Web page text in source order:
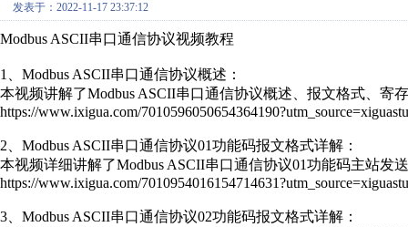
发表于：2022-11-17 23:37:12
Modbus ASCII串口通信协议视频教程
1、Modbus ASCII串口通信协议概述：
本视频讲解了Modbus ASCII串口通信协议概述、报文格式、
https://www.ixigua.com/
2、Modbus ASCII串口通信协议01功能码报文格式详解：
本视频详细讲解了Modbus ASCII串口通信协议01功能码主站发
https://www.ixigua.com/
3、Modbus ASCII串口通信协议02功能码报文格式详解：